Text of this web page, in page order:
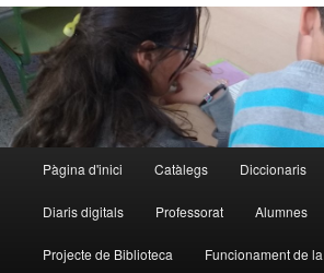
principal
Aneu
al
contingut
Pàgina d'inici Catàlegs Diccionaris
Diaris digitals Professorat Alumnes
Projecte de Biblioteca Funcionament de